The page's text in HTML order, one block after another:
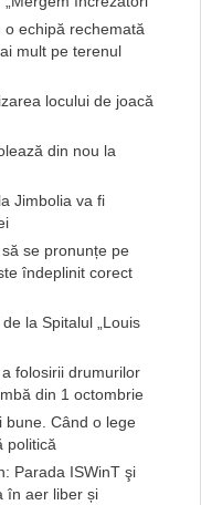
echipă rechemată
mult pe terenul
locului de joacă
din nou la
Jimbolia va fi
se pronunțe pe
îndeplinit corect
la Spitalul „Louis
folosirii drumurilor
din 1 octombrie
bune. Când o lege
politică
Parada ISWinT şi
în aer liber și